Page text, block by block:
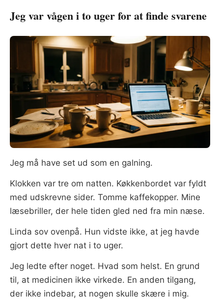
Jeg var vågen i to uger for at finde svarene
Jeg må have set ud som en galning.
Klokken var tre om natten. Køkkenbordet var fyldt
med udskrevne sider. Tomme kaffekopper. Mine
læsebriller, der hele tiden gled ned fra min næse.
Linda sov ovenpå. Hun vidste ikke, at jeg havde
gjort dette hver nat i to uger.
Jeg ledte efter noget. Hvad som helst. En grund
til, at medicinen ikke virkede. En anden tilgang,
der ikke indebar, at nogen skulle skære i mig.